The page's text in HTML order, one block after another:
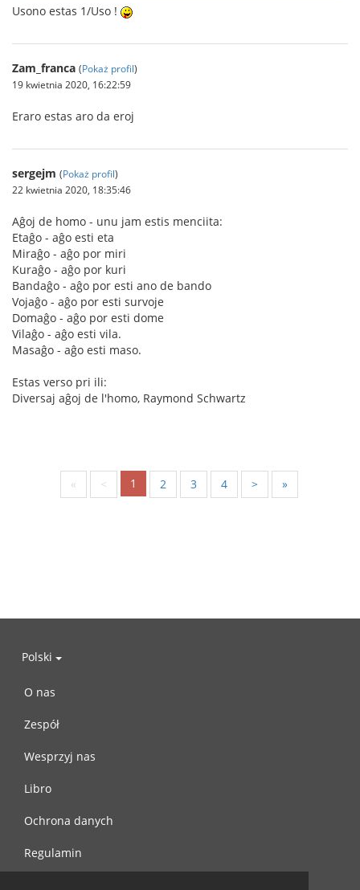
Usono estas 1/Uso !
Zam_franca (Pokaż profil)
19 kwietnia 2020, 16:22:59
Eraro estas aro da eroj
sergejm (Pokaż profil)
22 kwietnia 2020, 18:35:46
Aĝoj de homo - unu jam estis menciita:
Etaĝo - aĝo esti eta
Miraĝo - aĝo por miri
Kuraĝo - aĝo por kuri
Bandaĝo - aĝo por esti ano de bando
Vojaĝo - aĝo por esti survoje
Domaĝo - aĝo por esti dome
Vilaĝo - aĝo esti vila.
Masaĝo - aĝo esti maso.
Estas verso pri ili:
Diversaj aĝoj de l'homo, Raymond Schwartz
« < 1 2 3 4 > »
Polski
O nas
Zespół
Wesprzyj nas
Libro
Ochrona danych
Regulamin